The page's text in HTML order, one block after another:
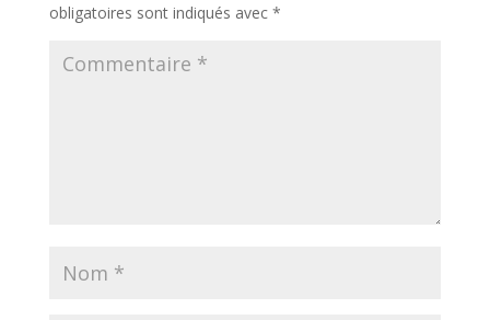
obligatoires sont indiqués avec *